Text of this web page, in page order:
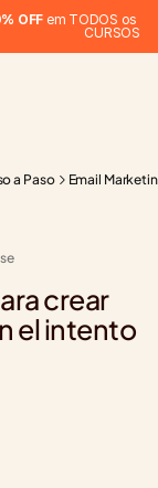
OFF em TODOS os
CURSOS
a Paso Email
crear
el intento